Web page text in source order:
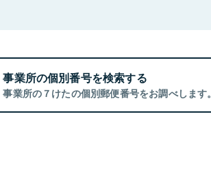
事業所の個別番号を検索する
事業所の７けたの個別郵便番号をお調べします。